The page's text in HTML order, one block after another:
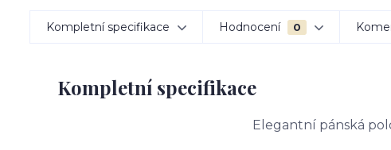
Kompletní specifikace Hodnocení 0
Kompletní specifikace
Elegantní pánská